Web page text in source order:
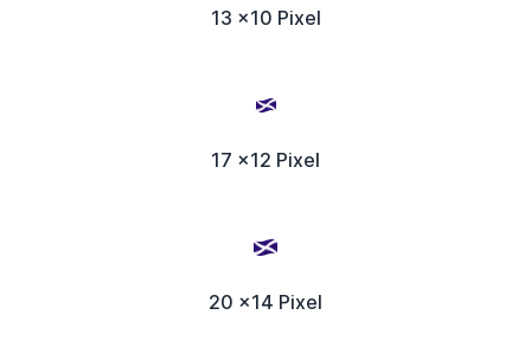
13 x10 Pixel
17 x12 Pixel
20 x14 Pixel